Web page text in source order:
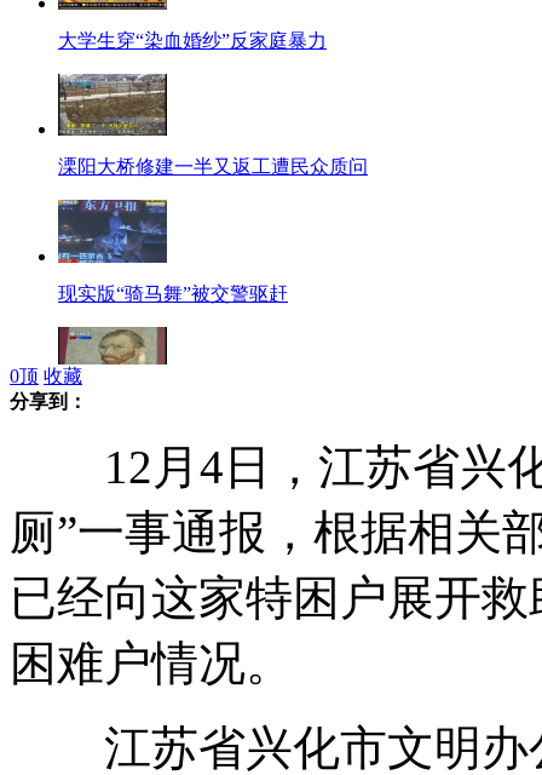
大学生穿“染血婚纱”反家庭暴力
溧阳大桥修建一半又返工遭民众质问
现实版“骑马舞”被交警驱赶
性侵案开审 李宗瑞认错不认罪
拍客：众人营救撞墙的酒驾男
0顶 收藏
分享到：
12月4日，江苏省兴化
厕”一事通报，根据相关
已经向这家特困户展开
困难户情况。
江苏省兴化市文明办